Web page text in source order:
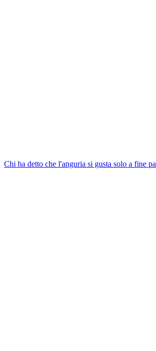
Chi ha detto che l'anguria si gusta solo a fine pa